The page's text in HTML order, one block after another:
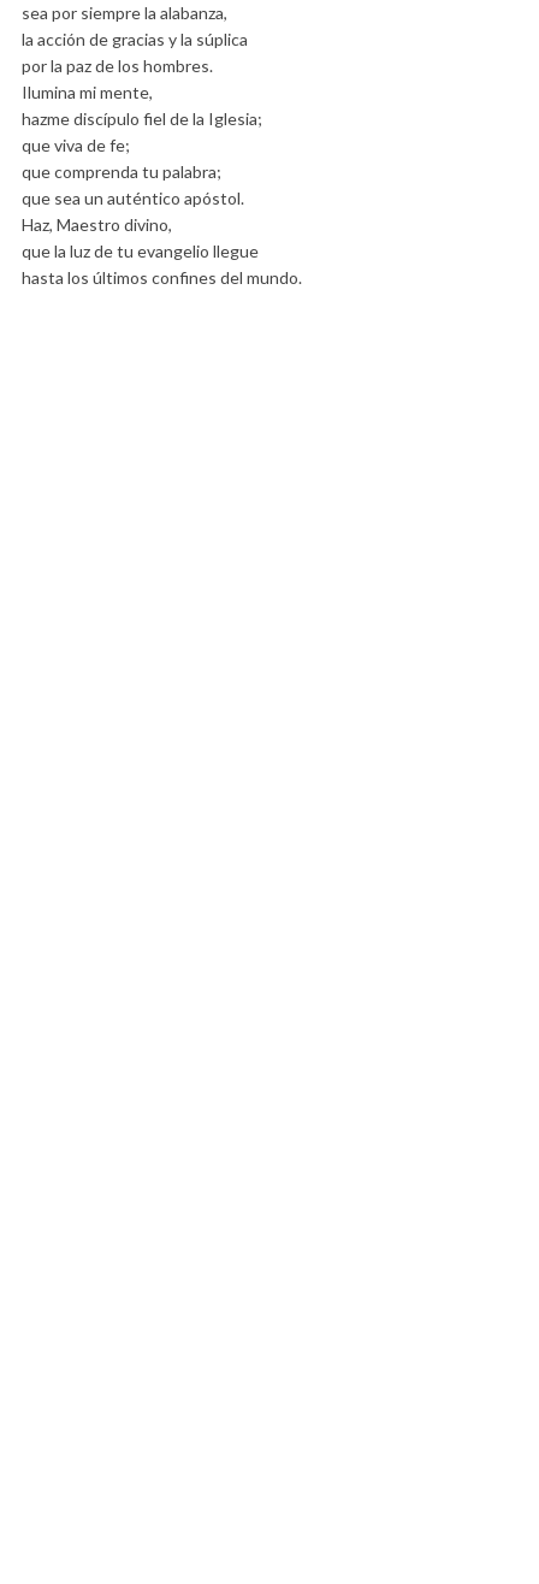
sea por siempre la alabanza,
la acción de gracias y la súplica
por la paz de los hombres.
Ilumina mi mente,
hazme discípulo fiel de la Iglesia;
que viva de fe;
que comprenda tu palabra;
que sea un auténtico apóstol.
Haz, Maestro divino,
que la luz de tu evangelio llegue
hasta los últimos confines del mundo.